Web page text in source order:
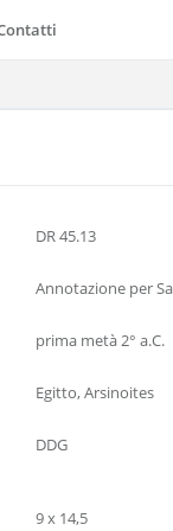
DR 45.13
Annotazione per
prima metà 2° a.C.
Egitto, Arsinoites
DDG
9 x 14,5